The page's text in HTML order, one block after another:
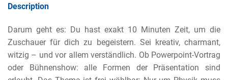
Description
Darum geht es: Du hast exakt 10 Minuten Zeit, um die
Zuschauer für dich zu begeistern. Sei kreativ, charmant,
witzig – und vor allem verständlich. Ob Powerpoint-Vortrag
oder Bühnenshow: alle Formen der Präsentation sind